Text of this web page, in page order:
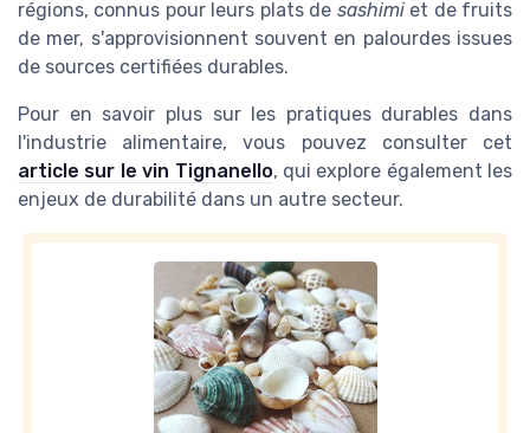
régions, connus pour leurs plats de sashimiet de fruits
de mer, s'approvisionnent souvent en palourdes issues
de sources certifiées durables.
Pour en savoir plus sur les pratiques durables dans
l'industrie alimentaire, vous pouvez consulter cet
article sur le vin Tignanello, qui explore également les
enjeux de durabilité dans un autre secteur.